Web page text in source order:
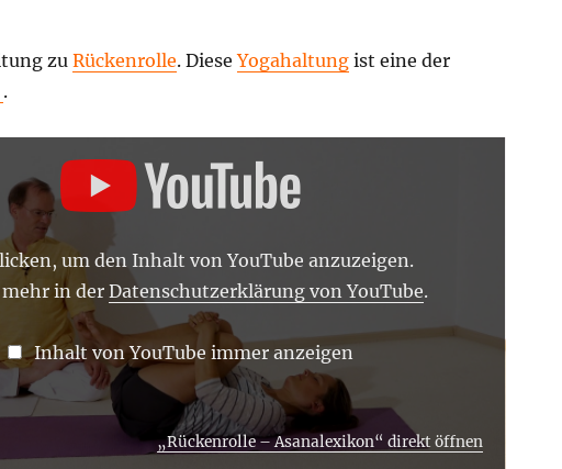
zu Rückenrolle. DieseYogahaltungist eine der
.
um den Inhalt von YouTube anzuzeigen.
in derDatenschutzerklärung von YouTube.
Inhalt von YouTube immer anzeigen
„Rückenrolle – Asanalexikon“ direkt öffnen